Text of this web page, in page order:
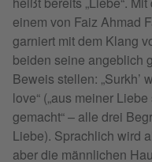
einem von Faiz Ahmad
garniert mit dem Klang
beiden seine angeblich
Beweis stellen: „Surkh’
love“ („aus meiner
gemacht“ – alle drei
Liebe). Sprachlich wird
aber die männlichen